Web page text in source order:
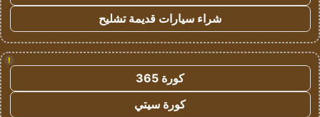
شراء سيارات قديمة تشليح
!
كورة 365
كورة سيتي